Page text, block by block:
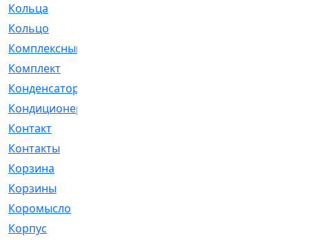
Кольца
Кольцо
Комплексный
Комплект
Конденсатор
Кондиционер
Контакт
Контакты
Корзина
Корзины
Коромысло
Корпус